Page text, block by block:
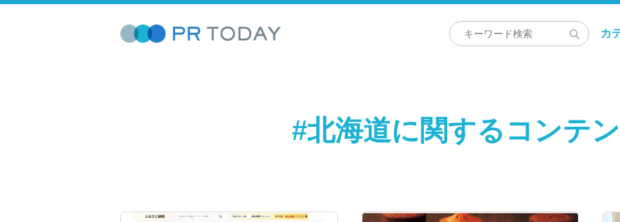
カ
#北海道に関するコンテ